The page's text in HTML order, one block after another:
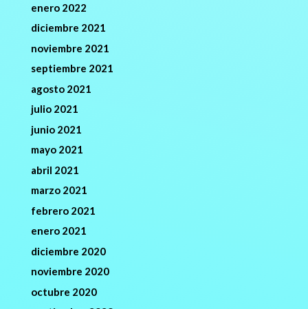
enero 2022
diciembre 2021
noviembre 2021
septiembre 2021
agosto 2021
julio 2021
junio 2021
mayo 2021
abril 2021
marzo 2021
febrero 2021
enero 2021
diciembre 2020
noviembre 2020
octubre 2020